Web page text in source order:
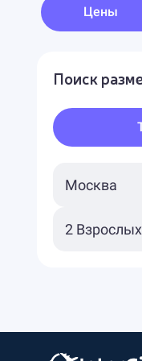
Цены
Поиск